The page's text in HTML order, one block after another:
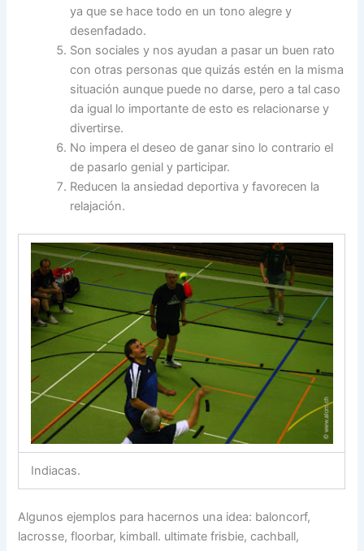
ya que se hace todo en un tono alegre y
desenfadado.
Son sociales y nos ayudan a pasar un buen rato
con otras personas que quizás estén en la misma
situación aunque puede no darse, pero a tal caso
da igual lo importante de esto es relacionarse y
divertirse.
No impera el deseo de ganar sino lo contrario el
de pasarlo genial y participar.
Reducen la ansiedad deportiva y favorecen la
relajación.
Indiacas.
Algunos ejemplos para hacernos una idea: baloncorf,
lacrosse, floorbar, kimball. ultimate frisbie, cachball,